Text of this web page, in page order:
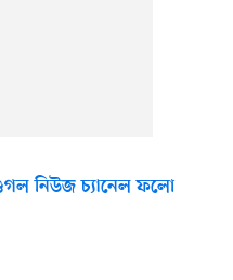
নিউজ চ্যানেল ফলো